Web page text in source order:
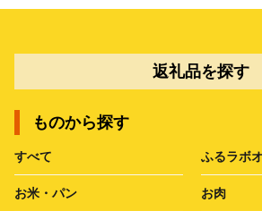
返礼品を探す
ものから探す
すべて ふるラボ
お米・パン お肉